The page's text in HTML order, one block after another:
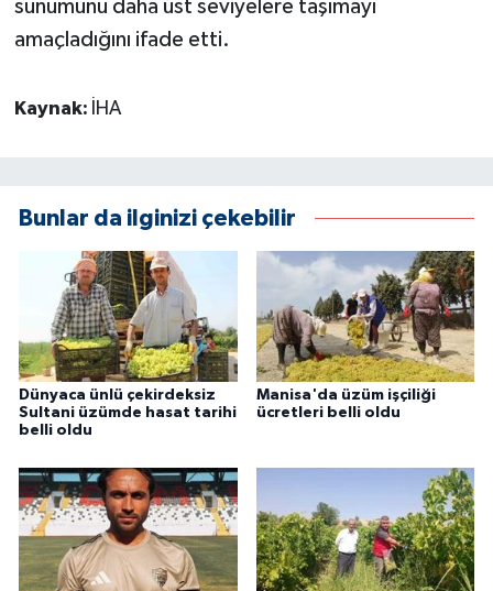
sunumunu daha üst seviyelere taşımayı
amaçladığını ifade etti.
Kaynak: İHA
Bunlar da ilginizi çekebilir
Dünyaca ünlü çekirdeksiz
Sultani üzümde hasat tarihi
belli oldu
Manisa'da üzüm işçiliği
ücretleri belli oldu